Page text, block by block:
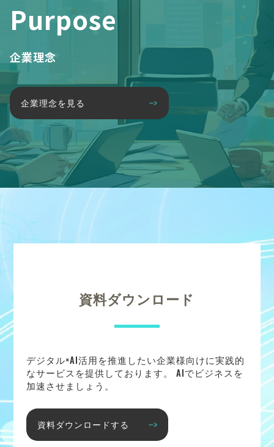
Purpose
企業理念
企業理念を見る
資料ダウンロード
デジタル×AI活用を推進したい企業様向けに実践的
なサービスを提供しております。 AIでビジネスを
加速させましょう。
資料ダウンロードする